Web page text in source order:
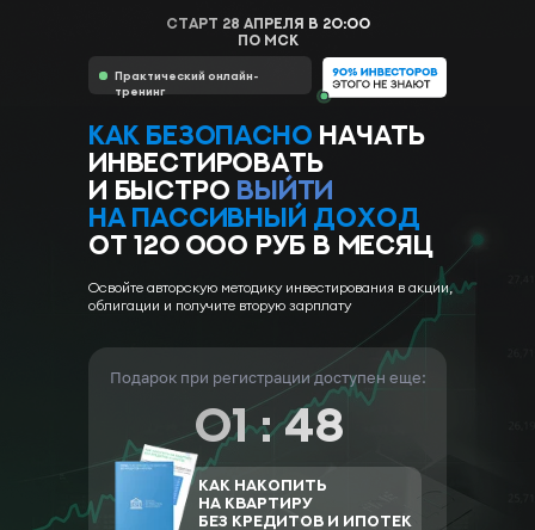
Как безопасно начать
инвестировать
и быстро выйти
на пассивный доход
от 120 000 руб в месяц
Освойте авторскую методику инвестирования в акции,
облигации и получите вторую зарплату
Практический онлайн-
тренинг
старт 28 Апреля в 20:00
по МСК
Подарок при регистрации доступен еще:
01 : 47
Как накопить
на квартиру
без кредитов и ипотек